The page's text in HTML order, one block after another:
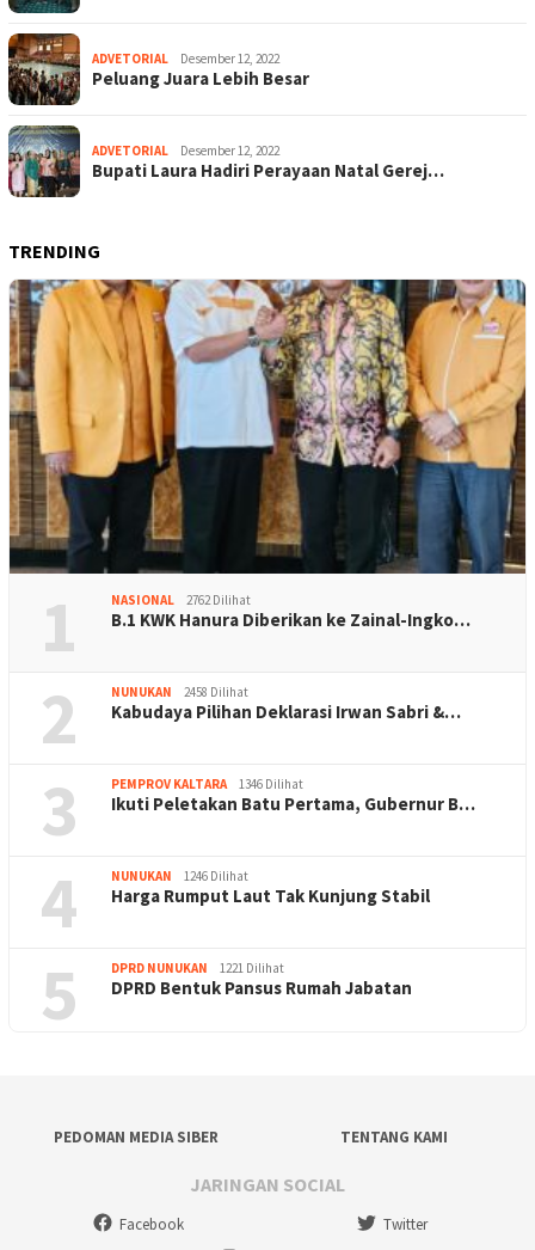
ADVETORIAL Desember 12, 2022
Peluang Juara Lebih Besar
ADVETORIAL Desember 12, 2022
Bupati Laura Hadiri Perayaan Natal Gerej…
TRENDING
1 NASIONAL 2762 Dilihat
B.1 KWK Hanura Diberikan ke Zainal-Ingko…
2 NUNUKAN 2458 Dilihat
Kabudaya Pilihan Deklarasi Irwan Sabri &…
3 PEMPROV KALTARA 1346 Dilihat
Ikuti Peletakan Batu Pertama, Gubernur B…
4 NUNUKAN 1246 Dilihat
Harga Rumput Laut Tak Kunjung Stabil
5 DPRD NUNUKAN 1221 Dilihat
DPRD Bentuk Pansus Rumah Jabatan
PEDOMAN MEDIA SIBER TENTANG KAMI
JARINGAN SOCIAL
Facebook
Twitter